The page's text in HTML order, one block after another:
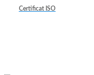
Certificat ISO